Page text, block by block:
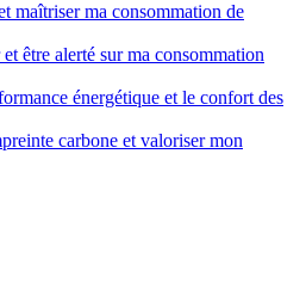
maîtriser ma consommation de
être alerté sur ma consommation
énergétique et le confort des
carbone et valoriser mon